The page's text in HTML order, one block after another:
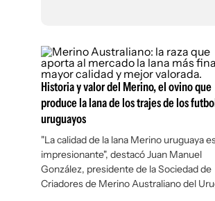
Café y Negocios
Economía y Empresas
Agro
Brand Studio
Mundo
Cultura y Espectáculos
Historia y valor del Merino, el ovino que
produce la lana de los trajes de los
uruguayos
"La calidad de la lana Merino uruguaya
impresionante", destacó Juan Manuel
González, presidente de la Sociedad de
Criadores de Merino Australiano del